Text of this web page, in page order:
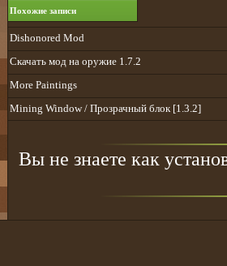
Похожие записи
Dishonored Mod
Скачать мод на оружие 1.7.2
More Paintings
Mining Window / Прозрачный блок [1.3.2]
Вы не знаете как